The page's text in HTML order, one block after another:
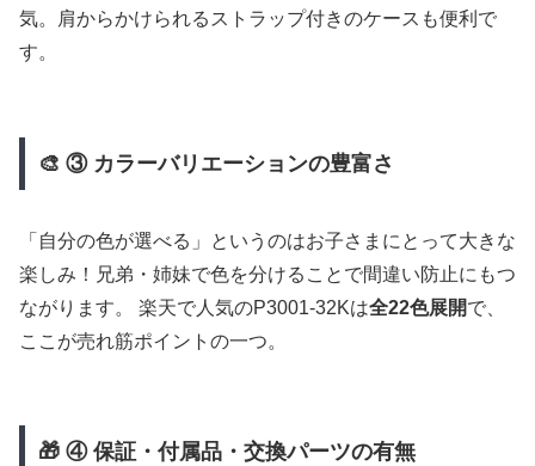
気。肩からかけられるストラップ付きのケースも便利で
す。
🎨 ③ カラーバリエーションの豊富さ
「自分の色が選べる」というのはお子さまにとって大きな
楽しみ！兄弟・姉妹で色を分けることで間違い防止にもつ
ながります。 楽天で人気のP3001-32Kは全22色展開で、
ここが売れ筋ポイントの一つ。
🎁 ④ 保証・付属品・交換パーツの有無